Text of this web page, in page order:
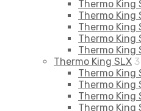
Thermo King
Thermo King
Thermo King
Thermo King
Thermo King
Thermo King SLX 3
Thermo King
Thermo King
Thermo King
Thermo King